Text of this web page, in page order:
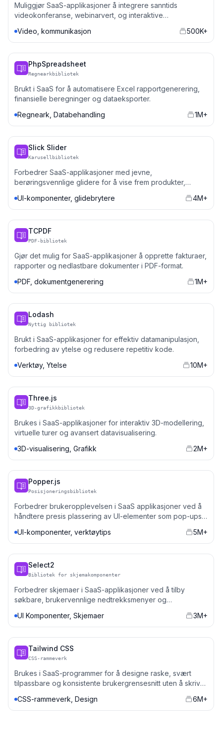
Muliggjør SaaS-applikasjoner å integrere sanntids
videokonferanse, webinarvert, og interaktive
Video, kommunikasjon 500K+
PhpSpreadsheet
Regnearkbibliotek
Brukt i SaaS for å automatisere Excel rapportgenerering,
finansielle beregninger og dataeksporter.
Regneark, Databehandling
1M+
Slick Slider
Karusellbibliotek
Forbedrer SaaS-applikasjoner med jevne,
berøringsvennlige glidere for å vise frem produkter,
UI-komponenter, glidebrytere 4M+
TCPDF
PDF-bibliotek
Gjør det mulig for SaaS-applikasjoner å opprette fakturaer,
rapporter og nedlastbare dokumenter i PDF-format.
PDF, dokumentgenerering
1M+
Lodash
Nyttig bibliotek
Brukt i SaaS-applikasjoner for effektiv datamanipulasjon,
forbedring av ytelse og redusere repetitiv kode.
Verktøy, Ytelse
10M+
Three.js
3D-grafikkbibliotek
Brukes i SaaS-applikasjoner for interaktiv 3D-modellering,
virtuelle turer og avansert datavisualisering.
3D-visualisering, Grafikk
2M+
Popper.js
Posisjoneringsbibliotek
Forbedrer brukeropplevelsen i SaaS applikasjoner ved å
håndtere presis plassering av UI-elementer som pop-ups
UI-komponenter, verktøytips 5M+
Select2
Bibliotek for skjemakomponenter
Forbedrer skjemaer i SaaS-applikasjoner ved å tilby
søkbare, brukervennlige nedtrekksmenyer og
UI Komponenter, Skjemaer 3M+
Tailwind CSS
CSS-rammeverk
Brukes i SaaS-programmer for å designe raske, svært
tilpassbare og konsistente brukergrensesnitt uten å skrive
CSS-rammeverk, Design 6M+